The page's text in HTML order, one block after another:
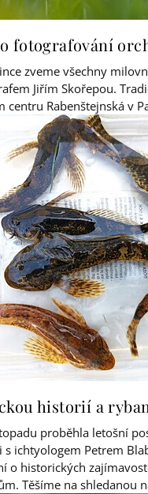
o fotografování
zveme všechny
Jiřím Skořepou.
Rabenštejnská v
historií a
proběhla letošní
ichtyologem Petrem
o historických
Těšíme na shledanou